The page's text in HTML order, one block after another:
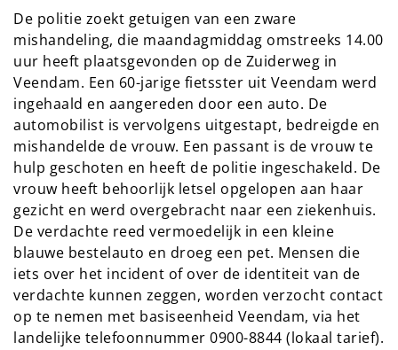
De politie zoekt getuigen van een zware
mishandeling, die maandagmiddag omstreeks 14.00
uur heeft plaatsgevonden op de Zuiderweg in
Veendam. Een 60-jarige fietsster uit Veendam werd
ingehaald en aangereden door een auto. De
automobilist is vervolgens uitgestapt, bedreigde en
mishandelde de vrouw. Een passant is de vrouw te
hulp geschoten en heeft de politie ingeschakeld. De
vrouw heeft behoorlijk letsel opgelopen aan haar
gezicht en werd overgebracht naar een ziekenhuis.
De verdachte reed vermoedelijk in een kleine
blauwe bestelauto en droeg een pet. Mensen die
iets over het incident of over de identiteit van de
verdachte kunnen zeggen, worden verzocht contact
op te nemen met basiseenheid Veendam, via het
landelijke telefoonnummer 0900-8844 (lokaal tarief).